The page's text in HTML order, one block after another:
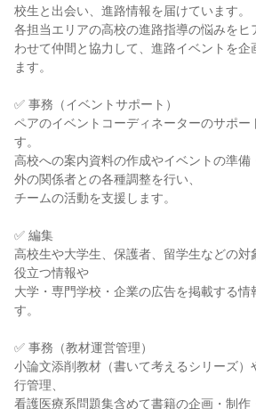
校生と出会い、進路情報を届けています。
各担当エリアの高校の進路指導の悩みをヒ
わせて仲間と協力して、進路イベントを企
ます。
✅ 事務（イベントサポート）
ペアのイベントコーディネーターのサポー
す。
高校への案内資料の作成やイベントの準備
外の関係者との各種調整を行い、
チームの活動を支援します。
✅ 編集
高校生や大学生、保護者、留学生などの対
役立つ情報や
大学・専門学校・企業の広告を掲載する情
す。
✅ 事務（教材運営管理）
小論文添削教材（書いて考えるシリーズ）
行管理、
看護医療系問題集含めて書籍の企画・制作